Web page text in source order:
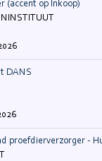
(accent op Inkoop)
DANS
proefdierverzorger -